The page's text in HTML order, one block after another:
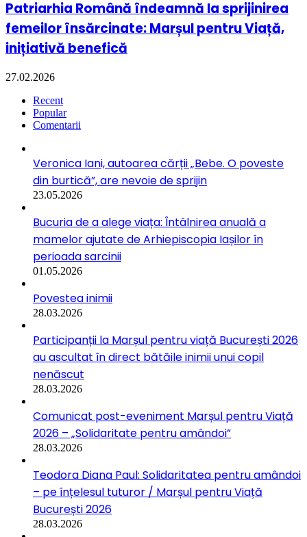
Patriarhia Română îndeamnă la sprijinirea
femeilor însărcinate: Marșul pentru Viață,
inițiativă benefică
27.02.2026
Recent
Popular
Comentarii
Veronica Iani, autoarea cărții „Bebe. O poveste
din burtică”, are nevoie de sprijin
23.05.2026
Bucuria de a alege viața: Întâlnirea anuală a
mamelor ajutate de Arhiepiscopia Iașilor în
perioada sarcinii
01.05.2026
Povestea inimii
28.03.2026
Participanții la Marșul pentru viață București 2026
au ascultat în direct bătăile inimii unui copil
nenăscut
28.03.2026
Comunicat post-eveniment Marșul pentru Viață
2026 – „Solidaritate pentru amândoi”
28.03.2026
Teodora Diana Paul: Solidaritatea pentru amândoi
– pe înțelesul tuturor / Marșul pentru Viață
București 2026
28.03.2026